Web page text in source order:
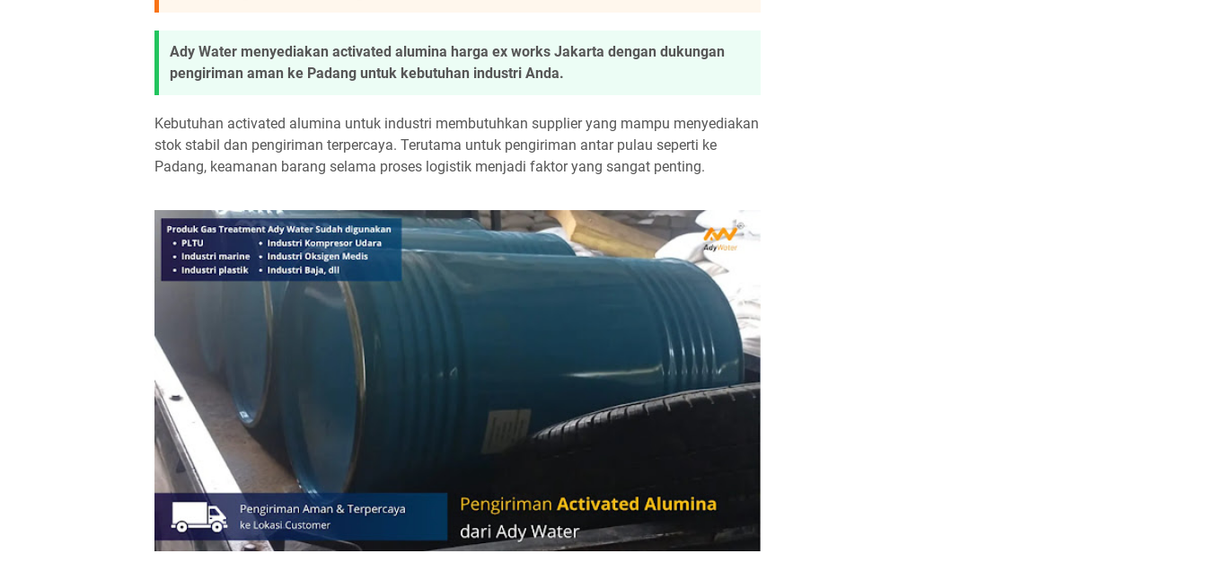
Ady Water menyediakan activated alumina harga ex works Jakarta dengan dukungan
pengiriman aman ke Padang untuk kebutuhan industri Anda.
Kebutuhan activated alumina untuk industri membutuhkan supplier yang mampu menyediakan
stok stabil dan pengiriman terpercaya. Terutama untuk pengiriman antar pulau seperti ke
Padang, keamanan barang selama proses logistik menjadi faktor yang sangat penting.